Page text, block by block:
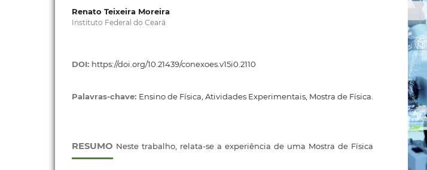
Renato Teixeira Moreira
Instituto Federal do Ceará
DOI: https://doi.org/10.21439/conexoes.v15i0.2110
Palavras-chave: Ensino de Física, Atividades Experimentais, Mostra de Física.
RESUMO Neste trabalho, relata-se a experiência de uma Mostra de Física